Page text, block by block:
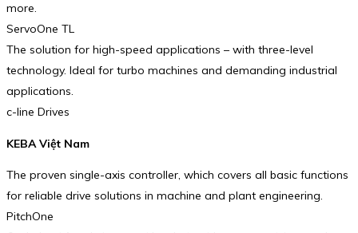
more.
ServoOne TL
The solution for high-speed applications – with three-level
technology. Ideal for turbo machines and demanding industrial
applications.
c-line Drives
KEBA Việt Nam
The proven single-axis controller, which covers all basic functions
for reliable drive solutions in machine and plant engineering.
PitchOne